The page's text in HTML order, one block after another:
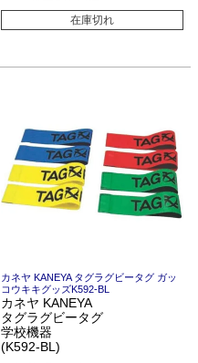
在庫切れ
カネヤ KANEYA タグラグビータグ ガッ
コウキキグッズK592-BL
カネヤ KANEYA
タグラグビータグ
学校機器
(K592-BL)